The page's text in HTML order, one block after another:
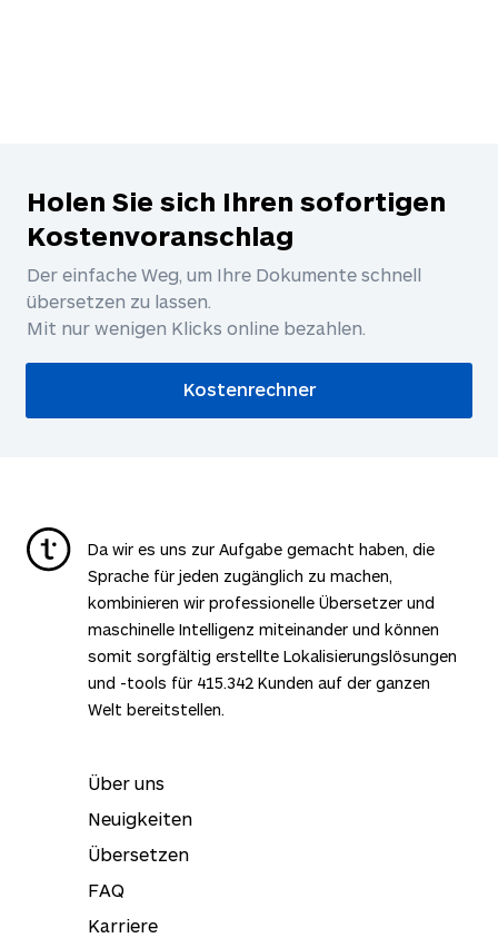
Holen Sie sich Ihren sofortigen
Kostenvoranschlag
Der einfache Weg, um Ihre Dokumente schnell
übersetzen zu lassen.
Mit nur wenigen Klicks online bezahlen.
Kostenrechner
Da wir es uns zur Aufgabe gemacht haben, die
Sprache für jeden zugänglich zu machen,
kombinieren wir professionelle Übersetzer und
maschinelle Intelligenz miteinander und können
somit sorgfältig erstellte Lokalisierungslösungen
und -tools für 415.342 Kunden auf der ganzen
Welt bereitstellen.
Über uns
Neuigkeiten
Übersetzen
FAQ
Karriere